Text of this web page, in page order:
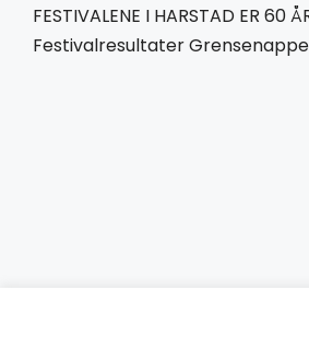
FESTIVALENE I HARSTAD ER 60
Festivalresultater